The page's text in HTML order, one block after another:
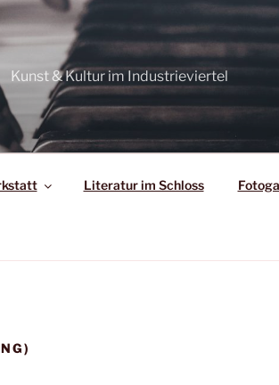
Kunst & Kultur im Industrieviertel
Literatur im Schloss